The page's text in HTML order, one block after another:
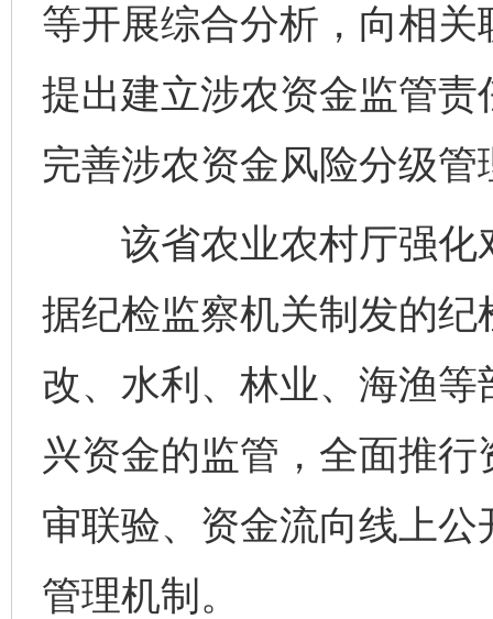
等开展综合分析，向相
提出建立涉农资金监管
完善涉农资金风险分级
该省农业农村厅强化
据纪检监察机关制发的
改、水利、林业、海渔
兴资金的监管，全面推
审联验、资金流向线上
管理机制。